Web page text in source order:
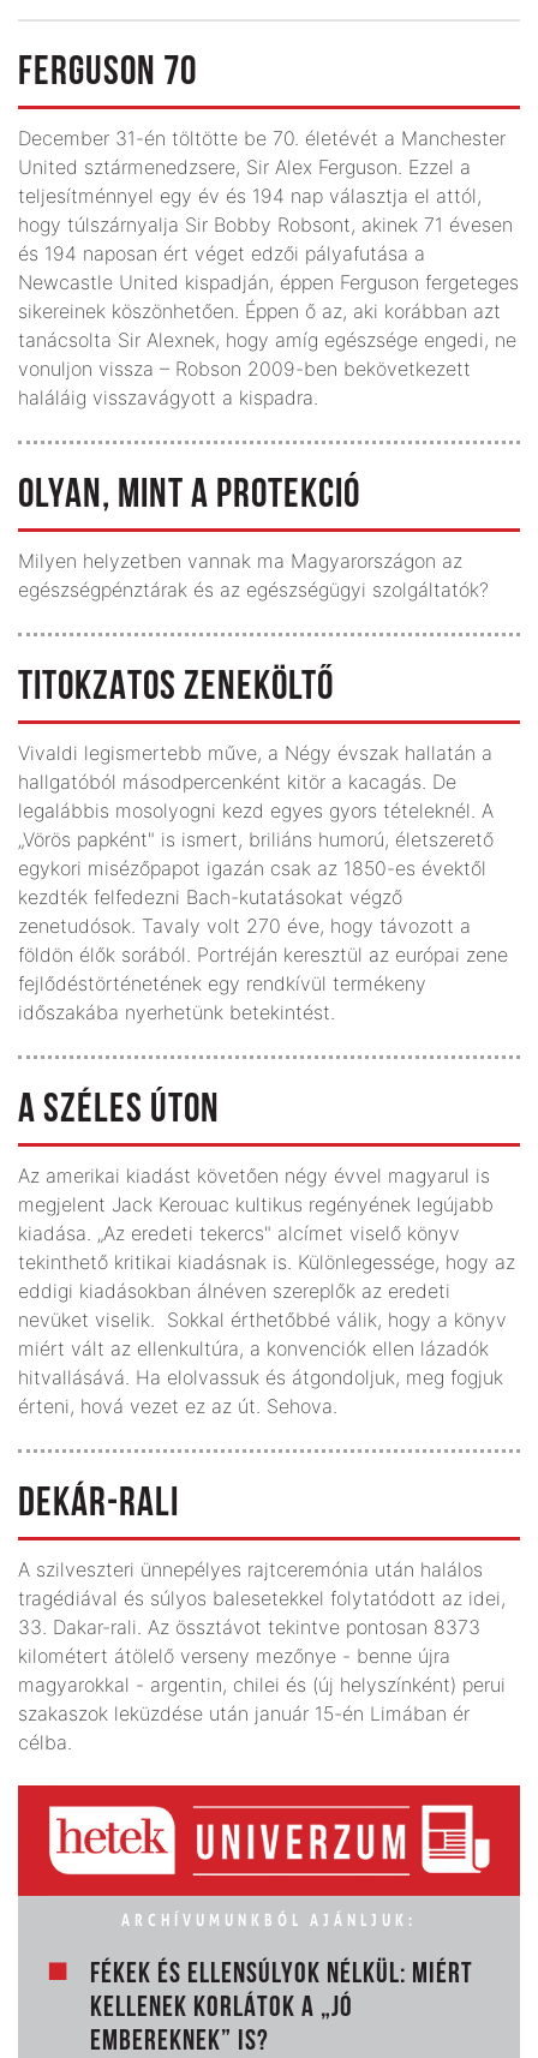
FERGUSON 70
December 31-én töltötte be 70. életévét a Manchester
United sztármenedzsere, Sir Alex Ferguson. Ezzel a
teljesítménnyel egy év és 194 nap választja el attól,
hogy túlszárnyalja Sir Bobby Robsont, akinek 71 évesen
és 194 naposan ért véget edzői pályafutása a
Newcastle United kispadján, éppen Ferguson fergeteges
sikereinek köszönhetően. Éppen ő az, aki korábban azt
tanácsolta Sir Alexnek, hogy amíg egészsége engedi, ne
vonuljon vissza – Robson 2009-ben bekövetkezett
haláláig visszavágyott a kispadra.
OLYAN, MINT A PROTEKCIÓ
Milyen helyzetben vannak ma Magyarországon az
egészségpénztárak és az egészségügyi szolgáltatók?
TITOKZATOS ZENEKÖLTŐ
Vivaldi legismertebb műve, a Négy évszak hallatán a
hall­ga­tó­ból másodpercenként kitör a kacagás. De
legalábbis mosolyogni kezd egyes gyors tételeknél. A
„Vörös papként" is ismert, briliáns humorú, életszerető
egykori misézőpapot igazán csak az 1850-es évektől
kezdték felfedezni Bach-kutatásokat végző
zenetudósok. Tavaly volt 270 éve, hogy távozott a
földön élők sorából. Portréján keresztül az európai zene
fejlődéstörténe­tének egy rendkívül termékeny
időszakába nyerhetünk betekintést.
A SZÉLES ÚTON
Az amerikai kiadást követően négy évvel magyarul is
megjelent Jack Kerouac kultikus regényének legújabb
kiadása. „Az eredeti tekercs" alcímet viselő könyv
tekinthető kritikai kiadásnak is. Különlegessége, hogy az
eddigi kiadásokban álnéven szereplők az eredeti
nevüket viselik. Sokkal érthetőbbé válik, hogy a könyv
miért vált az ellenkultúra, a konvenciók ellen lázadók
hitvallásává. Ha elolvassuk és átgondoljuk, meg fogjuk
érteni, hová vezet ez az út. Sehova.
DEKÁR-RALI
A szilveszteri ünnepélyes rajtceremónia után halálos
tragédiával és súlyos balesetekkel folytatódott az idei,
33. Dakar-rali. Az össztávot tekintve pontosan 8373
kilométert átölelő verseny mezőnye - benne újra
magyarokkal - argentin, chilei és (új helyszínként) perui
szakaszok leküzdése után január 15-én Limában ér
célba.
ARCHÍVUMUNKBÓL AJÁNLJUK:
FÉKEK ÉS ELLENSÚLYOK NÉLKÜL: MIÉRT
KELLENEK KORLÁTOK A „JÓ
EMBEREKNEK” IS?